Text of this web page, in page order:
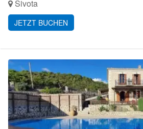
Sivota
JETZT BUCHEN